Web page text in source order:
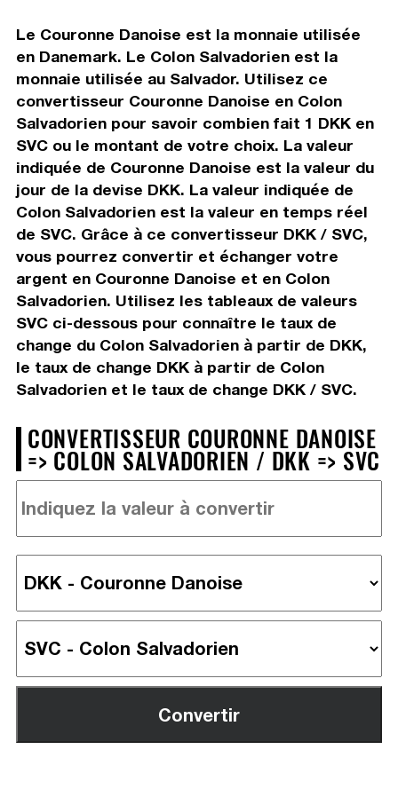
Le Couronne Danoise est la monnaie utilisée
en Danemark. Le Colon Salvadorien est la
monnaie utilisée au Salvador. Utilisez ce
convertisseur Couronne Danoise en Colon
Salvadorien pour savoir combien fait 1 DKK en
SVC ou le montant de votre choix. La valeur
indiquée de Couronne Danoise est la valeur du
jour de la devise DKK. La valeur indiquée de
Colon Salvadorien est la valeur en temps réel
de SVC. Grâce à ce convertisseur DKK / SVC,
vous pourrez convertir et échanger votre
argent en Couronne Danoise et en Colon
Salvadorien. Utilisez les tableaux de valeurs
SVC ci-dessous pour connaître le taux de
change du Colon Salvadorien à partir de DKK,
le taux de change DKK à partir de Colon
Salvadorien et le taux de change DKK / SVC.
CONVERTISSEUR COURONNE DANOISE
=> COLON SALVADORIEN / DKK => SVC